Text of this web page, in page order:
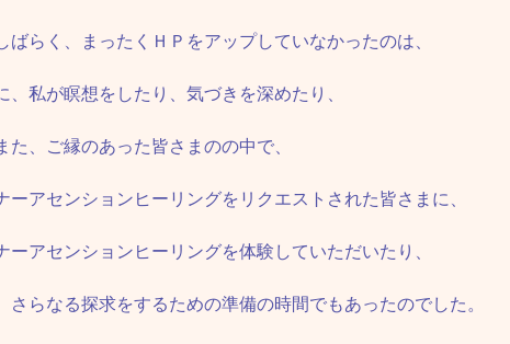
ばらく、まったくＨＰをアップしていなかったのは、
、私が瞑想をしたり、気づきを深めたり、
た、ご縁のあった皆さまのの中で、
ーアセンションヒーリングをリクエストされた皆さまに、
ーアセンションヒーリングを体験していただいたり、
さらなる探求をするための準備の時間でもあったのでした。